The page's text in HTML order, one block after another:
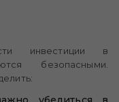
инвестиции в
безопасными.